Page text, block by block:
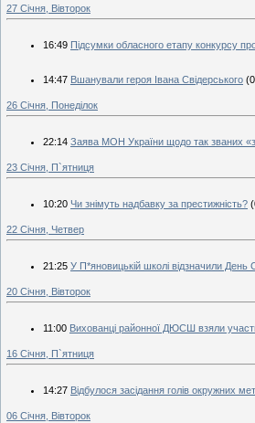
27 Січня, Вівторок
16:49 Підсумки обласного етапу конкурсу
14:47 Вшанували героя Івана Свідерського
26 Січня, Понеділок
22:14 Заява МОН України щодо так званих
23 Січня, П`ятниця
10:20 Чи знімуть надбавку за престижність?
22 Січня, Четвер
21:25 У П*яновицькій школі відзначили День
20 Січня, Вівторок
11:00 Вихованці районної ДЮСШ взяли участь
16 Січня, П`ятниця
14:27 Відбулося засідання голів окружних
06 Січня, Вівторок